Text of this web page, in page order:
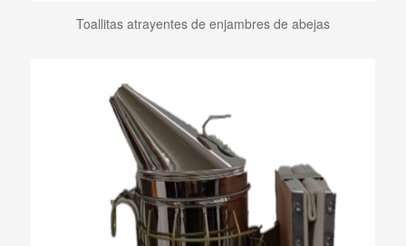
Toallitas atrayentes de enjambres de abejas